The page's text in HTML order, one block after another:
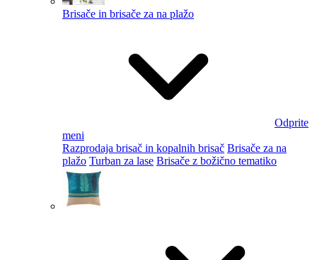
Brisače in brisače za na plažo
Odprite
meni
Razprodaja brisač in kopalnih brisač Brisače za na
plažo Turban za lase Brisače z božično tematiko